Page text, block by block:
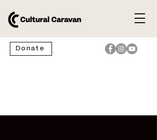
Donate